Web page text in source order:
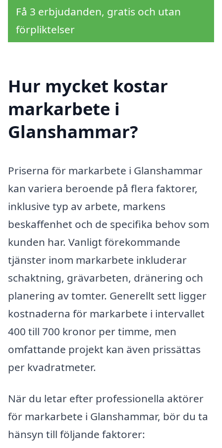
Få 3 erbjudanden, gratis och utan
förpliktelser
Hur mycket kostar
markarbete i
Glanshammar?
Priserna för markarbete i Glanshammar
kan variera beroende på flera faktorer,
inklusive typ av arbete, markens
beskaffenhet och de specifika behov som
kunden har. Vanligt förekommande
tjänster inom markarbete inkluderar
schaktning, grävarbeten, dränering och
planering av tomter. Generellt sett ligger
kostnaderna för markarbete i intervallet
400 till 700 kronor per timme, men
omfattande projekt kan även prissättas
per kvadratmeter.
När du letar efter professionella aktörer
för markarbete i Glanshammar, bör du ta
hänsyn till följande faktorer: